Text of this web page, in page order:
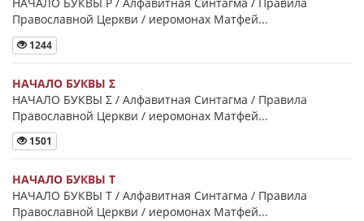
Православной Церкви / иеромонах Матфей...
1244
НАЧАЛО БУКВЫ Σ
НАЧАЛО БУКВЫ Σ / Алфавитная Синтагма / Правила
Православной Церкви / иеромонах Матфей...
1501
НАЧАЛО БУКВЫ Τ
НАЧАЛО БУКВЫ Τ / Алфавитная Синтагма / Правила
Православной Церкви / иеромонах Матфей...